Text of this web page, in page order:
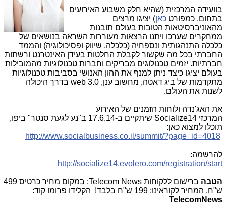
בוועידה המרכזית (שהיא חלק משבוע האירועים
בתחום, כמפורט כאן) יציגו מרצים
מהאוניברסיטאות הטובות בעולם תובנות
ממחקרים שערכו ויתנו הרצאות מעוררות השראה בנושאים של
כלכלה התנהגותית ונספחיה (כלכלה, שיווק ופסיכולוגיה) והממד
החברתי בכל מה שקשור לקבלת החלטות בעידן האינטרנט ורשתות
חברתיות. יזמים טכנולוגים מבריקים וחברות טכנולוגיות מהמובילות
בעולם יציגו כיצד ניתן למנף את ההון האנושי בסביבות טכנולוגיות
מתקדמות של ביג דאטה, מחשוב ענן, web 3.0 בדרך היכולה
לשנות את העולם.
את האג'נדה ולוחות הזמנים של האירוע
המרכזי Socialize14
שיתקיים ב-17.6.14 ב"נע לגעת סנטר" ביפו,
תוכלו למצוא כאן:
http://www.socialbusiness.co.il/summit/?page_id=4018
להרשמה:
http://socialize14.evolero.com/registration/start
הטבה
ברישום ללקוחות Telecom News: במקום מחיר כרטיס 499
ש"ח, המחיר לקוראינו: 199 ש"ח בלבד! הקלידו פרומו קוד:
TelecomNews